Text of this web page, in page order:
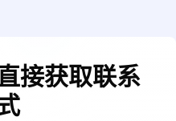
接获取联系